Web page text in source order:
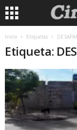
Inicio Etiquetas
Etiqueta: